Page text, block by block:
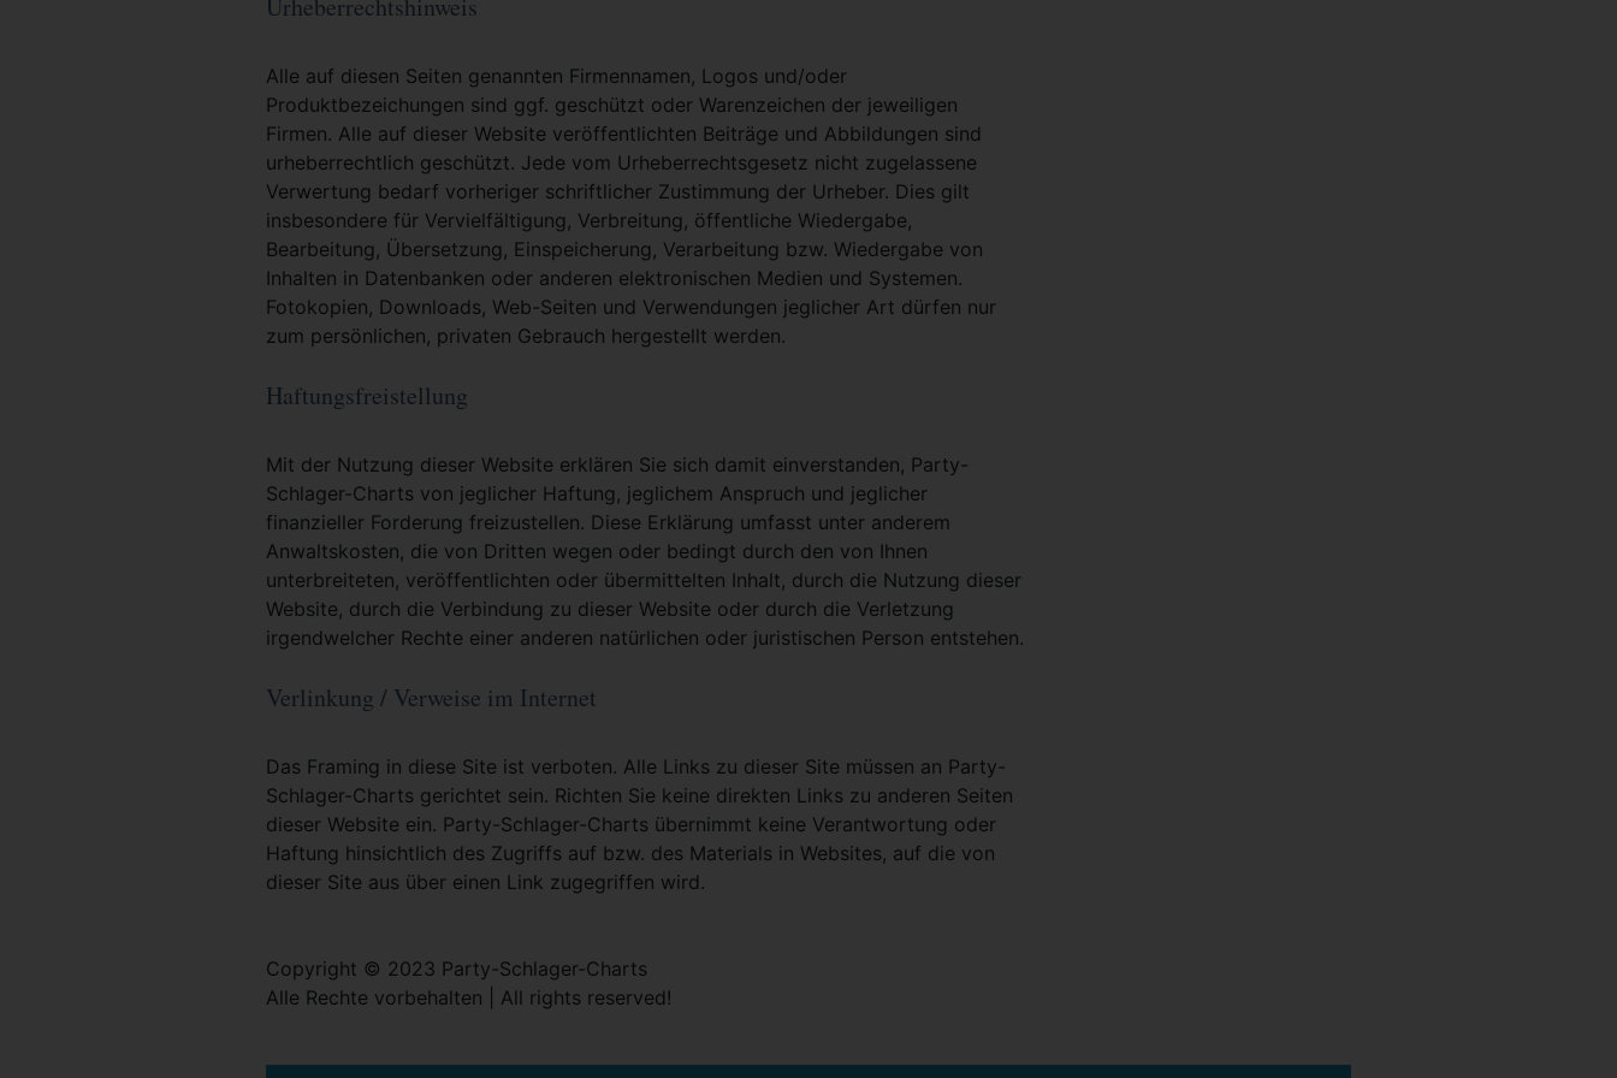
Urheberrechtshinweis
Alle auf diesen Seiten genannten Firmennamen, Logos und/oder
Produktbezeichungen sind ggf. geschützt oder Warenzeichen der jeweiligen
Firmen. Alle auf dieser Website veröffentlichten Beiträge und Abbildungen sind
urheberrechtlich geschützt. Jede vom Urheberrechtsgesetz nicht zugelassene
Verwertung bedarf vorheriger schriftlicher Zustimmung der Urheber. Dies gilt
insbesondere für Vervielfältigung, Verbreitung, öffentliche Wiedergabe,
Bearbeitung, Übersetzung, Einspeicherung, Verarbeitung bzw. Wiedergabe von
Inhalten in Datenbanken oder anderen elektronischen Medien und Systemen.
Fotokopien, Downloads, Web-Seiten und Verwendungen jeglicher Art dürfen nur
zum persönlichen, privaten Gebrauch hergestellt werden.
Haftungsfreistellung
Mit der Nutzung dieser Website erklären Sie sich damit einverstanden, Party-
Schlager-Charts von jeglicher Haftung, jeglichem Anspruch und jeglicher
finanzieller Forderung freizustellen. Diese Erklärung umfasst unter anderem
Anwaltskosten, die von Dritten wegen oder bedingt durch den von Ihnen
unterbreiteten, veröffentlichten oder übermittelten Inhalt, durch die Nutzung dieser
Website, durch die Verbindung zu dieser Website oder durch die Verletzung
irgendwelcher Rechte einer anderen natürlichen oder juristischen Person entstehen.
Verlinkung / Verweise im Internet
Das Framing in diese Site ist verboten. Alle Links zu dieser Site müssen an Party-
Schlager-Charts gerichtet sein. Richten Sie keine direkten Links zu anderen Seiten
dieser Website ein. Party-Schlager-Charts übernimmt keine Verantwortung oder
Haftung hinsichtlich des Zugriffs auf bzw. des Materials in Websites, auf die von
dieser Site aus über einen Link zugegriffen wird.
Copyright © 2023 Party-Schlager-Charts
Alle Rechte vorbehalten | All rights reserved!